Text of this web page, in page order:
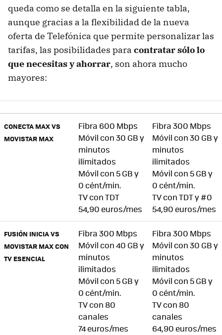
queda como se detalla en la siguiente tabla,
aunque gracias a la flexibilidad de la nueva
oferta de Telefónica que permite personalizar las
tarifas, las posibilidades para contratar sólo lo
que necesitas y ahorrar, son ahora mucho
mayores:
CONECTA MAX VS
MOVISTAR MAX
Fibra 600 Mbps
Móvil con 30 GB y
minutos
ilimitados
Móvil con 5 GB y
0 cént/min.
TV con TDT
54,90 euros/mes
Fibra 300 Mbps
Móvil con 30 GB y
minutos
ilimitados
Móvil con 5 GB y
0 cént/min.
TV con TDT y #0
54,90 euros/mes
FUSIÓN INICIA VS
MOVISTAR MAX CON
TV ESENCIAL
Fibra 300 Mbps
Móvil con 40 GB y
minutos
ilimitados
Móvil con 5 GB y
0 cént/min.
TV con 80
canales
74 euros/mes
Fibra 300 Mbps
Móvil con 30 GB y
minutos
ilimitados
Móvil con 5 GB y
0 cént/min.
TV con 80
canales
64,90 euros/mes